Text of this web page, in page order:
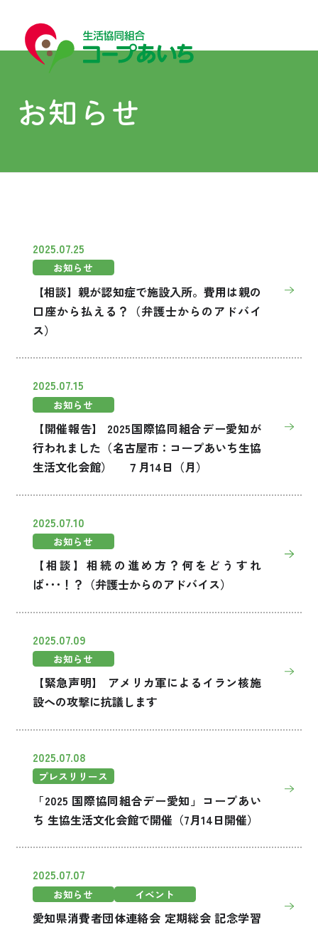
コープあいちについて
はじめての方へ
お買い物・サービス
福祉・介護
くらしのサポート
e-フレンズ
お店のチラシ
よくあるご質問
採用情報
お知らせ
2025.07.25
お知らせ
【相談】親が認知症で施設入所。費用は親の
口座から払える？（弁護士からのアドバイ
ス）
2025.07.15
お知らせ
【開催報告】 2025国際協同組合デー愛知が
行われました（名古屋市：コープあいち生協
生活文化会館） ７月14日（月）
2025.07.10
お知らせ
【相談】相続の進め方？何をどうすれ
ば･･･！？（弁護士からのアドバイス）
2025.07.09
お知らせ
【緊急声明】 アメリカ軍によるイラン核施
設への攻撃に抗議します
2025.07.08
プレスリリース
「2025 国際協同組合デー愛知」コープあい
ち 生協生活文化会館で開催（7月14日開催）
2025.07.07
お知らせ イベント
愛知県消費者団体連絡会 定期総会 記念学習